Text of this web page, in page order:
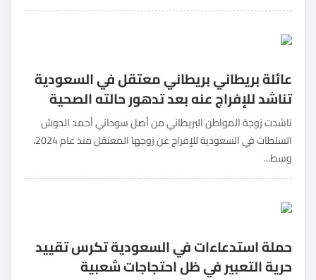
عائلة بريطاني بريطاني معتقل في السعودية
تناشد للإفراج عنه بعد تدهور حالته الصحية
ناشدت زوجة المواطن البريطاني من أصل سوداني أحمد الدوش
السلطات في السعودية للإفراج عن زوجها المعتقل منذ عام 2024،
وسط...
حملة استدعاءات في السعودية تكرس تقييد
حرية التعبير في ظل احتجاجات شعبية